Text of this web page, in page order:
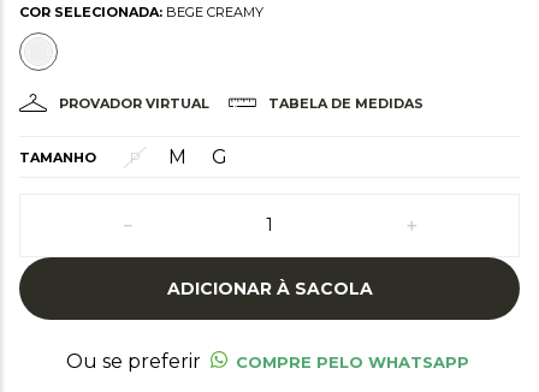
COR SELECIONADA: BEGE CREAMY
PROVADOR VIRTUAL TABELA DE MEDIDAS
TAMANHO G
M
P
＋
－
ADICIONAR À SACOLA
Ou se preferir COMPRE PELO WHATSAPP